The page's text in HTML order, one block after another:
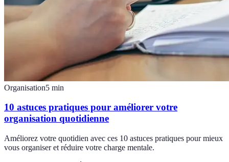
Organisation5 min
10 astuces pratiques pour améliorer votre
organisation quotidienne
Améliorez votre quotidien avec ces 10 astuces pratiques pour mieux
vous organiser et réduire votre charge mentale.